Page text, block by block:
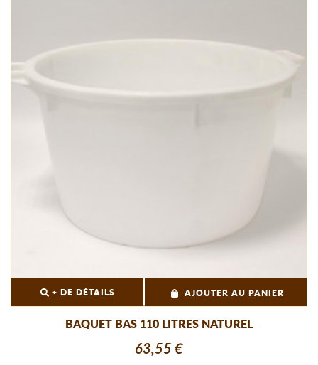
+ DE DÉTAILS AJOUTER AU PANIER
BAQUET BAS 110 LITRES NATUREL
63,55 €